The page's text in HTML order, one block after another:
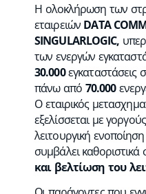
Η ολοκλήρωση των
εταιρειών DATA
SINGULARLOGIC,
των ενεργών
30.000εγκαταστάσεις
πάνω από 70.000
Ο εταιρικός
εξελίσσεται με
λειτουργική
συμβάλει καθοριστικά
και βελτίωση του